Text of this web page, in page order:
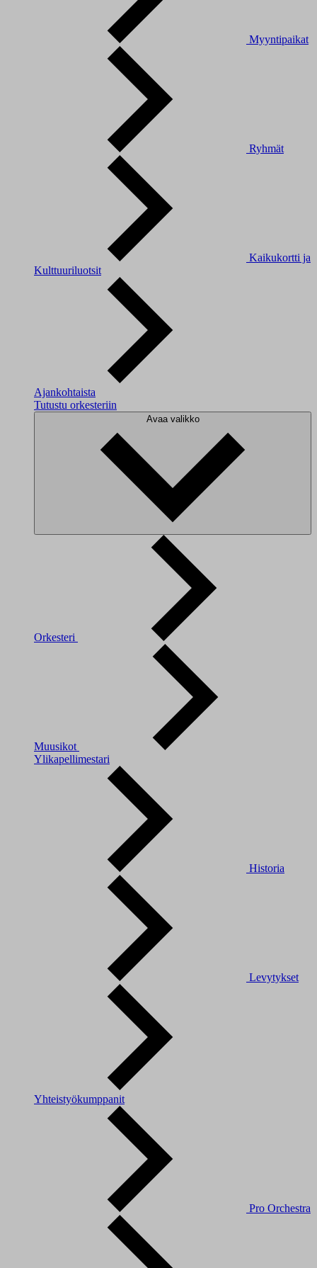
Myyntipaikat
Ryhmät
Kaikukortti ja
Kulttuuriluotsit
Ajankohtaista
Tutustu orkesteriin
Avaa valikko
Orkesteri
Muusikot
Ylikapellimestari
Historia
Levytykset
Yhteistyökumppanit
Pro Orchestra